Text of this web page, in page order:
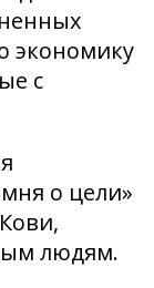
экономику
с
о цели»
людям.